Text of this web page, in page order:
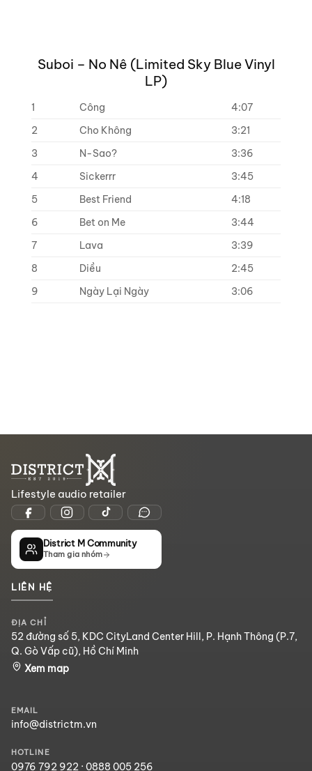
Suboi – No Nê (Limited Sky Blue Vinyl
LP)
1 Công
4:07
2
Cho Không
3:21
3
N-Sao?
3:36
4
Sickerrr
3:45
5
Best Friend
4:18
6
Bet on Me
3:44
7
Lava
3:39
8
Diều
2:45
9
Ngày Lại Ngày 3:06
Lifestyle audio retailer
District M Community
Tham gia nhóm
LIÊN HỆ
ĐỊA CHỈ
52 đường số 5, KDC CityLand Center Hill, P. Hạnh Thông (P.7,
Q. Gò Vấp cũ), Hồ Chí Minh
Xem map
EMAIL
info@districtm.vn
HOTLINE
0976 792 922 · 0888 005 256